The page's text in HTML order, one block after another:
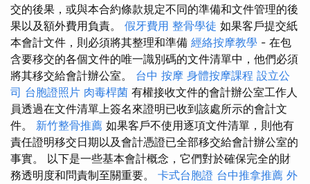
交的後果，或與本合約條款規定不同的準備和文件管理的後
果以及額外費用負責。 假牙費用 整骨學徒 如果客戶提交紙
本會計文件，則必須將其整理和準備 經絡按摩教學 - 在包
含要移交的各個文件的唯一識別碼的文件清單中，他們必須
將其移交給會計辦公室。 台中 按摩 身體按摩課程 設立公
司 台胞證照片 肉毒桿菌 有權接收文件的會計辦公室工作人
員透過在文件清單上簽名來證明已收到該處所示的會計文
件。 新竹整骨推薦 如果客戶不使用逐項文件清單，則他有
責任證明移交日期以及會計憑證已全部移交給會計辦公室的
事實。 以下是一些基本會計概念，它們對於確保完全的財
務透明度和問責制至關重要。 卡式台胞證 台中推拿推薦 外